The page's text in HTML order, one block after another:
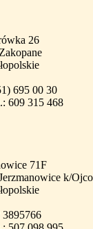
26
695 00 30
609 315 468
71F
k/
3895766